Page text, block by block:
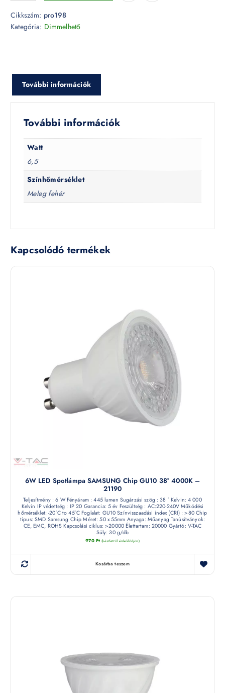
Cikkszám: pro198
Kategória: Dimmelhető
További információk
További információk
Watt
6,5
Színhőmérséklet
Meleg fehér
Kapcsolódó termékek
6W LED Spotlámpa SAMSUNG Chip GU10 38° 4000K –
21190
Teljesítmény : 6 W Fényáram : 445 lumen Sugárzási szög : 38 ° Kelvin: 4 000
Kelvin IP védettség : IP 20 Garancia: 5 év Feszültség : AC:220-240V Működési
hőmérséklet: -20°C to 45°C Foglalat: GU10 Színvisszaadási index (CRI) : >80 Chip
típus: SMD Samsung Chip Méret: 50 x 55mm Anyaga: Műanyag Tanúsítványok:
CE, EMC, ROHS Kapcsolási ciklus: >20000 Élettartam: 20000 Gyártó: V-TAC
Súly: 30 g/db
970 Ft (készletről érdeklődjön)
Kosárba teszem